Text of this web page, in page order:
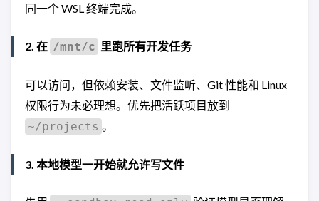
同一个 WSL 终端完成。
2. 在 /mnt/c 里跑所有开发任务
可以访问，但依赖安装、文件监听、Git 性能和 Linux
权限行为未必理想。优先把活跃项目放到
~/projects 。
3. 本地模型一开始就允许写文件